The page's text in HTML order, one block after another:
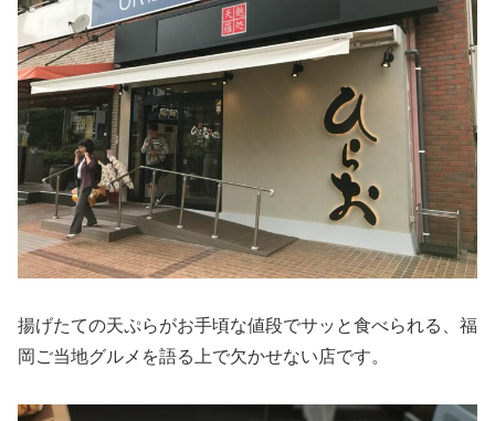
揚げたての天ぷらがお手頃な値段でサッと食べられる、福
岡ご当地グルメを語る上で欠かせない店です。